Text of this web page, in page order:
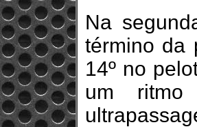
Na
término da
14º no
um